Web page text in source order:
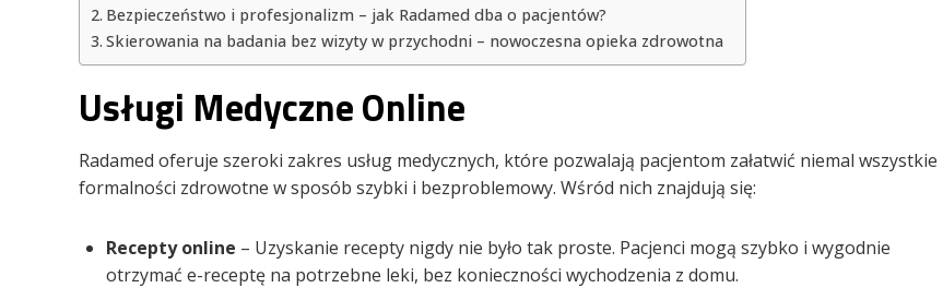
Bezpieczeństwo i profesjonalizm – jak Radamed dba o pacjentów?
Skierowania na badania bez wizyty w przychodni – nowoczesna opieka zdrowotna
Usługi Medyczne Online
Radamed oferuje szeroki zakres usług medycznych, które pozwalają pacjentom załatwić niemal wszystkie
formalności zdrowotne w sposób szybki i bezproblemowy. Wśród nich znajdują się:
Recepty online – Uzyskanie recepty nigdy nie było tak proste. Pacjenci mogą szybko i wygodnie
otrzymać e-receptę na potrzebne leki, bez konieczności wychodzenia z domu.